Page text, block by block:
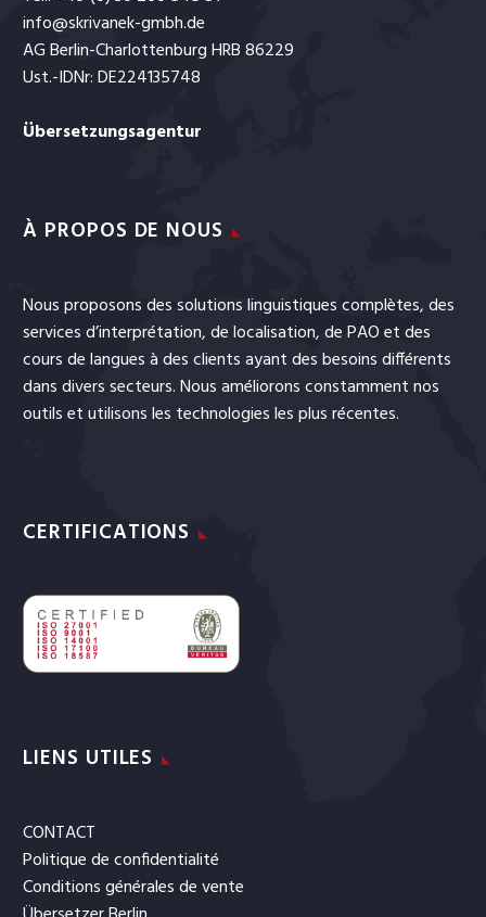
info@skrivanek-gmbh.de
AG Berlin-Charlottenburg HRB 86229
Ust.-IDNr: DE224135748
Übersetzungsagentur
À PROPOS DE NOUS
Nous proposons des solutions linguistiques complètes, des
servicesd’interprétation, delocalisation, dePAOetdes
cours de languesà des clients ayant des besoins différents
dans divers secteurs. Nous améliorons constamment nos
outils et utilisons les technologies les plus récentes.
CERTIFICATIONS
LIENS UTILES
CONTACT
Politique de confidentialité
Conditions générales de vente